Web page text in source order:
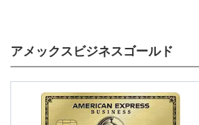
アメックスビジネスゴールド